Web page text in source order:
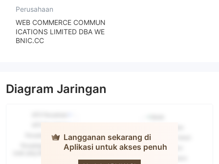
Perusahaan
WEB COMMERCE COMMUN
ICATIONS LIMITED DBA WE
BNIC.CC
Diagram Jaringan
Langganan sekarang di
Aplikasi untuk akses penuh